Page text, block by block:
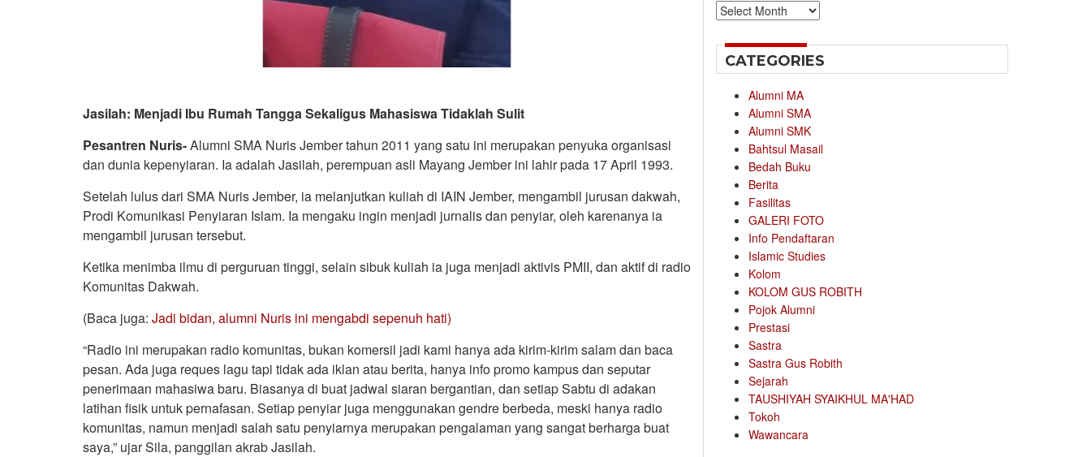
Jasilah: Menjadi Ibu Rumah Tangga Sekaligus Mahasiswa Tidaklah Sulit
Pesantren Nuris-Alumni SMA Nuris Jember tahun 2011 yang satu ini merupakan penyuka organisasi
dan dunia kepenyiaran. Ia adalah Jasilah, perempuan asli Mayang Jember ini lahir pada 17 April 1993.
Setelah lulus dari SMA Nuris Jember, ia melanjutkan kuliah di IAIN Jember, mengambil jurusan dakwah,
Prodi Komunikasi Penyiaran Islam. Ia mengaku ingin menjadi jurnalis dan penyiar, oleh karenanya ia
mengambil jurusan tersebut.
Ketika menimba ilmu di perguruan tinggi, selain sibuk kuliah ia juga menjadi aktivis PMII, dan aktif di radio
Komunitas Dakwah.
(Baca juga: Jadi bidan, alumni Nuris ini mengabdi sepenuh hati)
“Radio ini merupakan radio komunitas, bukan komersil jadi kami hanya ada kirim-kirim salam dan baca
pesan. Ada juga reques lagu tapi tidak ada iklan atau berita, hanya info promo kampus dan seputar
penerimaan mahasiwa baru. Biasanya di buat jadwal siaran bergantian, dan setiap Sabtu di adakan
latihan fisik untuk pernafasan. Setiap penyiar juga menggunakan gendre berbeda, meski hanya radio
komunitas, namun menjadi salah satu penyiarnya merupakan pengalaman yang sangat berharga buat
saya,” ujar Sila, panggilan akrab Jasilah.
Archives
CATEGORIES
Alumni MA
Alumni SMA
Alumni SMK
Bahtsul Masail
Bedah Buku
Berita
Fasilitas
GALERI FOTO
Info Pendaftaran
Islamic Studies
Kolom
KOLOM GUS ROBITH
Pojok Alumni
Prestasi
Sastra
Sastra Gus Robith
Sejarah
TAUSHIYAH SYAIKHUL MA'HAD
Tokoh
Wawancara